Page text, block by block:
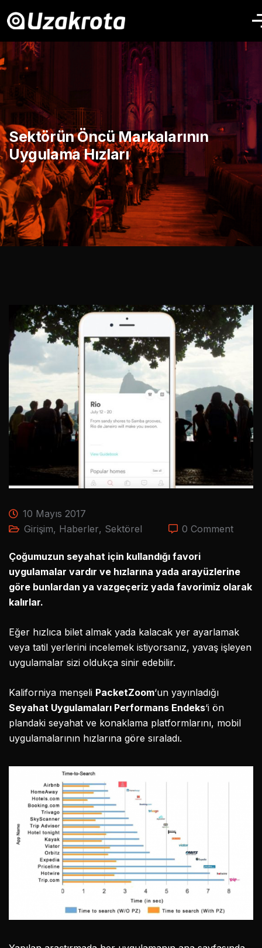
Sektörün Öncü Markalarının
Uygulama Hızları
10 Mayıs 2017
Girişim, Haberler, Sektörel 0 Comment
Çoğumuzun seyahat için kullandığı favori
uygulamalar vardır ve hızlarına yada arayüzlerine
göre bunlardan ya vazgeçeriz yada favorimiz olarak
kalırlar.
Eğer hızlıca bilet almak yada kalacak yer ayarlamak
veya tatil yerlerini incelemek istiyorsanız, yavaş işleyen
uygulamalar sizi oldukça sinir edebilir.
Kaliforniya menşeli PacketZoom‘un yayınladığı
Seyahat Uygulamaları Performans Endeks‘i ön
plandaki seyahat ve konaklama platformlarını, mobil
uygulamalarının hızlarına göre sıraladı.